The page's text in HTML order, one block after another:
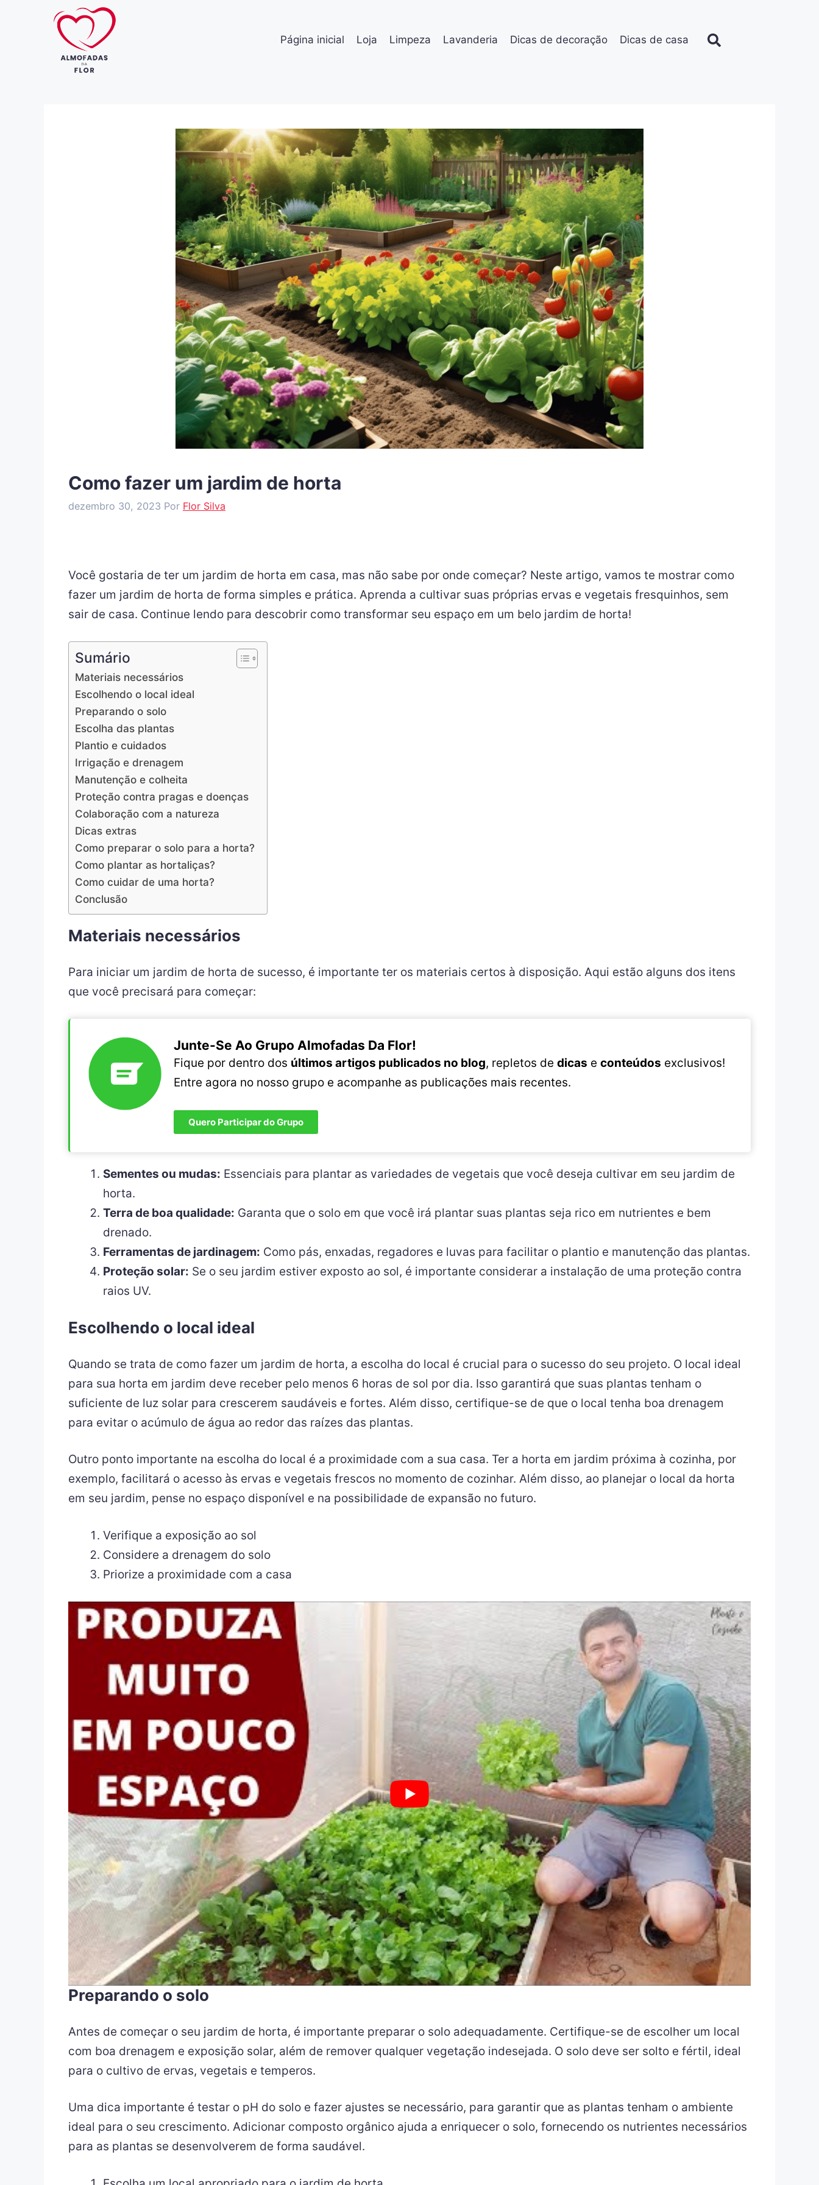
Página inicial Loja Limpeza Lavanderia Dicas de decoração Dicas de casa
Como fazer um jardim de horta
dezembro 30, 2023 Por Flor Silva
Você gostaria de ter um jardim de horta em casa, mas não sabe por onde começar? Neste artigo, vamos te mostrar como
fazer um jardim de horta de forma simples e prática. Aprenda a cultivar suas próprias ervas e vegetais fresquinhos, sem
sair de casa. Continue lendo para descobrir como transformar seu espaço em um belo jardim de horta!
Sumário
Materiais necessários
Escolhendo o local ideal
Preparando o solo
Escolha das plantas
Plantio e cuidados
Irrigação e drenagem
Manutenção e colheita
Proteção contra pragas e doenças
Colaboração com a natureza
Dicas extras
Como preparar o solo para a horta?
Como plantar as hortaliças?
Como cuidar de uma horta?
Conclusão
Materiais necessários
Para iniciar um jardim de horta de sucesso, é importante ter os materiais certos à disposição. Aqui estão alguns dos itens
que você precisará para começar:
Junte-Se Ao Grupo Almofadas Da Flor!
Fique por dentro dos últimos artigos publicados no blog, repletos dedicas econteúdos exclusivos!
Entre agora no nosso grupo e acompanhe as publicações mais recentes.
Quero Participar do Grupo
Sementes ou mudas: Essenciais para plantar as variedades de vegetais que você deseja cultivar em seu jardim de
horta.
Terra de boa qualidade: Garanta que o solo em que você irá plantar suas plantas seja rico em nutrientes e bem
drenado.
Ferramentas de jardinagem: Como pás, enxadas, regadores e luvas para facilitar o plantio e manutenção das plantas.
Proteção solar: Se o seu jardim estiver exposto ao sol, é importante considerar a instalação de uma proteção contra
raios UV.
Escolhendo o local ideal
Quando se trata de como fazer um jardim de horta, a escolha do local é crucial para o sucesso do seu projeto. O local ideal
para sua horta em jardim deve receber pelo menos 6 horas de sol por dia. Isso garantirá que suas plantas tenham o
suficiente de luz solar para crescerem saudáveis e fortes. Além disso, certifique-se de que o local tenha boa drenagem
para evitar o acúmulo de água ao redor das raízes das plantas.
Outro ponto importante na escolha do local é a proximidade com a sua casa. Ter a horta em jardim próxima à cozinha, por
exemplo, facilitará o acesso às ervas e vegetais frescos no momento de cozinhar. Além disso, ao planejar o local da horta
em seu jardim, pense no espaço disponível e na possibilidade de expansão no futuro.
Verifique a exposição ao sol
Considere a drenagem do solo
Priorize a proximidade com a casa
Preparando o solo
Antes de começar o seu jardim de horta, é importante preparar o solo adequadamente. Certifique-se de escolher um local
com boa drenagem e exposição solar, além de remover qualquer vegetação indesejada. O solo deve ser solto e fértil, ideal
para o cultivo de ervas, vegetais e temperos.
Uma dica importante é testar o pH do solo e fazer ajustes se necessário, para garantir que as plantas tenham o ambiente
ideal para o seu crescimento. Adicionar composto orgânico ajuda a enriquecer o solo, fornecendo os nutrientes necessários
para as plantas se desenvolverem de forma saudável.